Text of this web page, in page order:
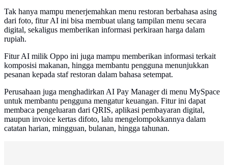
Tak hanya mampu menerjemahkan menu restoran berbahasa asing
dari foto, fitur AI ini bisa membuat ulang tampilan menu secara
digital, sekaligus memberikan informasi perkiraan harga dalam
rupiah.
Fitur AI milik Oppo ini juga mampu memberikan informasi terkait
komposisi makanan, hingga membantu pengguna menunjukkan
pesanan kepada staf restoran dalam bahasa setempat.
Perusahaan juga menghadirkan AI Pay Manager di menu MySpace
untuk membantu pengguna mengatur keuangan. Fitur ini dapat
membaca pengeluaran dari QRIS, aplikasi pembayaran digital,
maupun invoice kertas difoto, lalu mengelompokkannya dalam
catatan harian, mingguan, bulanan, hingga tahunan.